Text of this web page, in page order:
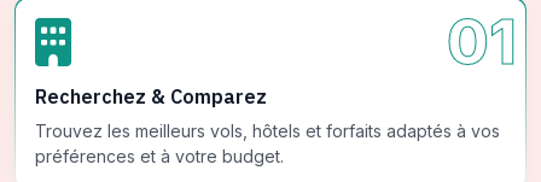
01
Recherchez & Comparez
Trouvez les meilleurs vols, hôtels et forfaits adaptés à vos
préférences et à votre budget.